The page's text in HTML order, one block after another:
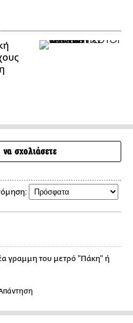
να σχολιάσετε
γραμμη του μετρό "Πάκη" ή